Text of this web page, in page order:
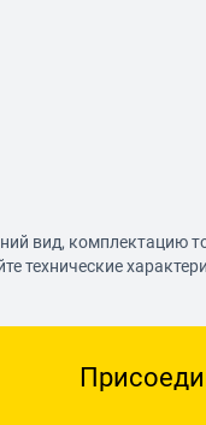
вид, комплектацию
технические